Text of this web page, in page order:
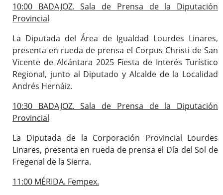
10:00 BADAJOZ. Sala de Prensa de la Diputación
Provincial
La Diputada del Área de Igualdad Lourdes Linares,
presenta en rueda de prensa el Corpus Christi de San
Vicente de Alcántara 2025 Fiesta de Interés Turístico
Regional, junto al Diputado y Alcalde de la Localidad
Andrés Hernáiz.
10:30 BADAJOZ. Sala de Prensa de la Diputación
Provincial
La Diputada de la Corporación Provincial Lourdes
Linares, presenta en rueda de prensa el Día del Sol de
Fregenal de la Sierra.
11:00 MÉRIDA. Fempex.